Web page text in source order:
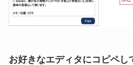
お好きなエディタにコピペし